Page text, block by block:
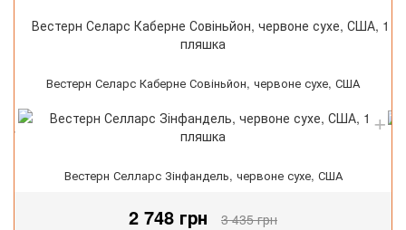
Вестерн Селарс Каберне Совіньйон, червоне сухе, США
Вестерн Селларс Зінфандель, червоне сухе, США
2 748 грн 3 435 грн